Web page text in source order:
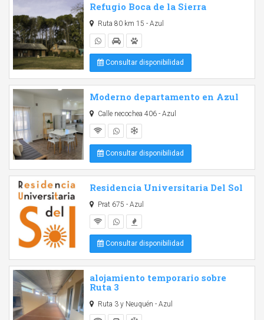
Refugio Boca de la Sierra
Ruta 80 km 15 - Azul
Consultar disponibilidad
Moderno departamento en Azul
Calle necochea 406 - Azul
Consultar disponibilidad
Residencia Universitaria Del Sol
Prat 675 - Azul
Consultar disponibilidad
alojamiento temporario sobre
Ruta 3
Ruta 3 y Neuquén - Azul